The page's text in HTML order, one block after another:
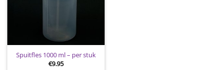
Spuitfles 1000 ml – per stuk
€9.95